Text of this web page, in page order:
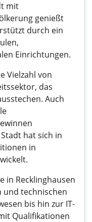
mit
genießt
durch ein
Einrichtungen.
Vielzahl von
das
Auch
hat sich in
in
in Recklinghausen
und technischen
bis hin zur IT-
Qualifikationen